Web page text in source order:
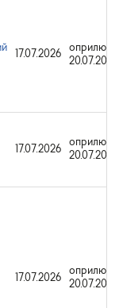
17.07.2026
20.07.2026
17.07.2026
20.07.2026
17.07.2026
20.07.2026